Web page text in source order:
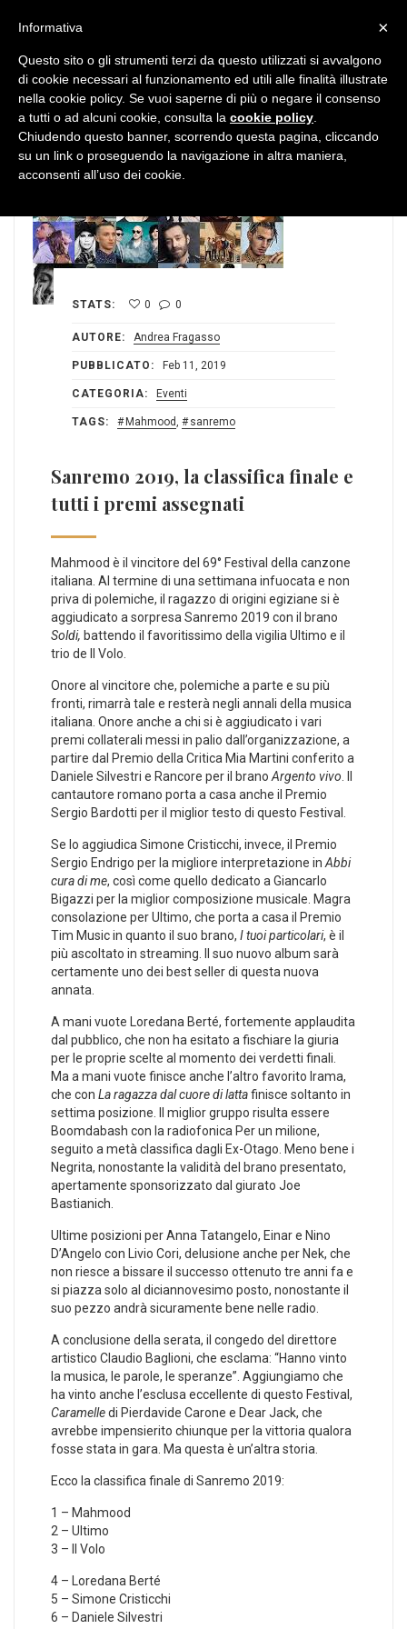
STATS: 0 0
AUTORE: Andrea Fragasso
PUBBLICATO: Feb 11, 2019
CATEGORIA: Eventi
TAGS: Mahmood, sanremo
Sanremo 2019, la classifica finale e
tutti i premi assegnati
Mahmood è il vincitore del 69° Festival della canzone
italiana. Al termine di una settimana infuocata e non
priva di polemiche, il ragazzo di origini egiziane si è
aggiudicato a sorpresa Sanremo 2019 con il brano
Soldi, battendo il favoritissimo della vigilia Ultimo e il
trio de Il Volo.
Onore al vincitore che, polemiche a parte e su più
fronti, rimarrà tale e resterà negli annali della musica
italiana. Onore anche a chi si è aggiudicato i vari
premi collaterali messi in palio dall’organizzazione, a
partire dal Premio della Critica Mia Martini conferito a
Daniele Silvestri e Rancore per il branoArgento vivo. Il
cantautore romano porta a casa anche il Premio
Sergio Bardotti per il miglior testo di questo Festival.
Se lo aggiudica Simone Cristicchi, invece, il Premio
Sergio Endrigo per la migliore interpretazione inAbbi
cura di me, così come quello dedicato a Giancarlo
Bigazzi per la miglior composizione musicale. Magra
consolazione per Ultimo, che porta a casa il Premio
Tim Music in quanto il suo brano, I tuoi particolari, è il
più ascoltato in streaming. Il suo nuovo album sarà
certamente uno dei best seller di questa nuova
annata.
A mani vuote Loredana Berté, fortemente applaudita
dal pubblico, che non ha esitato a fischiare la giuria
per le proprie scelte al momento dei verdetti finali.
Ma a mani vuote finisce anche l’altro favorito Irama,
che con La ragazza dal cuore di lattafinisce soltanto in
settima posizione. Il miglior gruppo risulta essere
Boomdabash con la radiofonica Per un milione,
seguito a metà classifica dagli Ex-Otago. Meno bene i
Negrita, nonostante la validità del brano presentato,
apertamente sponsorizzato dal giurato Joe
Bastianich.
Ultime posizioni per Anna Tatangelo, Einar e Nino
D’Angelo con Livio Cori, delusione anche per Nek, che
non riesce a bissare il successo ottenuto tre anni fa e
si piazza solo al diciannovesimo posto, nonostante il
suo pezzo andrà sicuramente bene nelle radio.
A conclusione della serata, il congedo del direttore
artistico Claudio Baglioni, che esclama: “Hanno vinto
la musica, le parole, le speranze”. Aggiungiamo che
ha vinto anche l’esclusa eccellente di questo Festival,
Caramelledi Pierdavide Carone e Dear Jack, che
avrebbe impensierito chiunque per la vittoria qualora
fosse stata in gara. Ma questa è un’altra storia.
Ecco la classifica finale di Sanremo 2019:
1 – Mahmood
2 – Ultimo
3 – Il Volo
4 – Loredana Berté
5 – Simone Cristicchi
6 – Daniele Silvestri
×
Informativa
Questo sito o gli strumenti terzi da questo utilizzati si avvalgono
di cookie necessari al funzionamento ed utili alle finalità illustrate
nella cookie policy. Se vuoi saperne di più o negare il consenso
a tutti o ad alcuni cookie, consulta la cookie policy
Chiudendo questo banner, scorrendo questa pagina, cliccando
su un link o proseguendo la navigazione in altra maniera,
acconsenti all’uso dei cookie.